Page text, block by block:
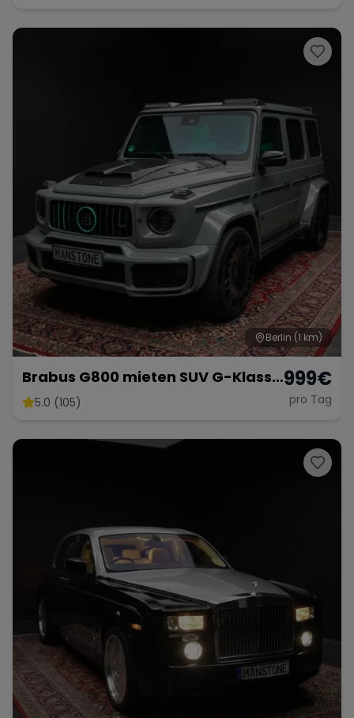
Berlin (1 km)
Brabus G800 mieten SUV G-Klasse
G 63 Brabus Sportwagen
5.0 (105)
999€
pro Tag